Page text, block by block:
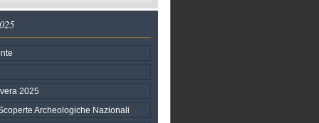
2025
Archeologiche Nazionali